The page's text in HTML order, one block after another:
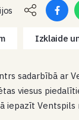
Izklaide
sadarbībā ar
viesus
iepazīt